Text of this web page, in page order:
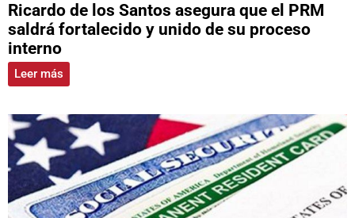
Ricardo de los Santos asegura que el PRM
saldrá fortalecido y unido de su proceso
interno
Leer más